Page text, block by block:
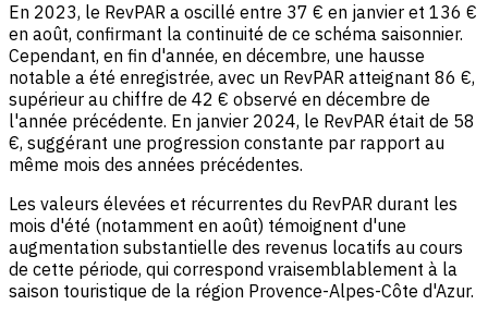
En 2023, le RevPAR a oscillé entre 37 € en janvier et 136 €
en août, confirmant la continuité de ce schéma saisonnier.
Cependant, en fin d'année, en décembre, une hausse
notable a été enregistrée, avec un RevPAR atteignant 86 €,
supérieur au chiffre de 42 € observé en décembre de
l'année précédente. En janvier 2024, le RevPAR était de 58
€, suggérant une progression constante par rapport au
même mois des années précédentes.
Les valeurs élevées et récurrentes du RevPAR durant les
mois d'été (notamment en août) témoignent d'une
augmentation substantielle des revenus locatifs au cours
de cette période, qui correspond vraisemblablement à la
saison touristique de la région Provence-Alpes-Côte d'Azur.